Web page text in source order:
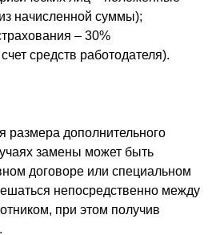
начисленной суммы);
– 30%
средств работодателя).
размера дополнительного
замены может быть
договоре или специальном
непосредственно между
при этом получив